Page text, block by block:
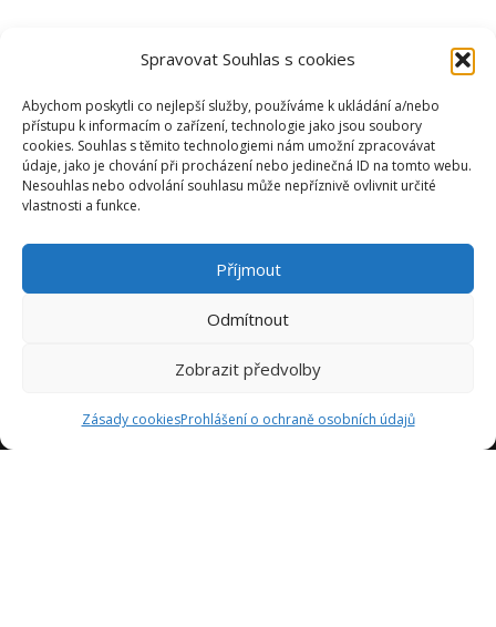
Spravovat Souhlas s cookies
Abychom poskytli co nejlepší služby, používáme k ukládání a/nebo
přístupu k informacím o zařízení, technologie jako jsou soubory
cookies. Souhlas s těmito technologiemi nám umožní zpracovávat
údaje, jako je chování při procházení nebo jedinečná ID na tomto webu.
Nesouhlas nebo odvolání souhlasu může nepříznivě ovlivnit určité
vlastnosti a funkce.
Příjmout
Odmítnout
Zobrazit předvolby
Zásady cookiesProhlášení o ochraně osobních údajů